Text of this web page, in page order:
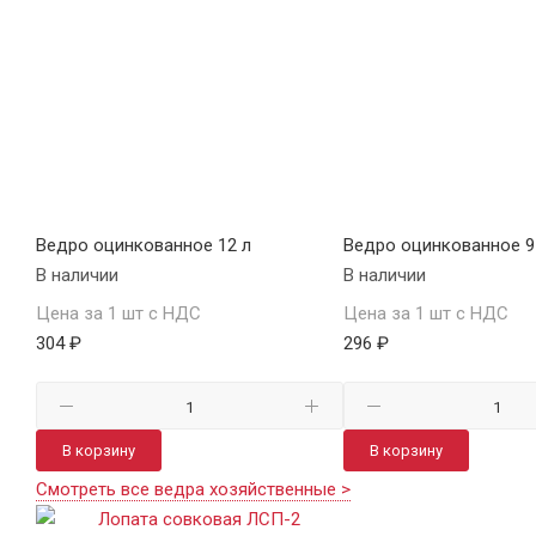
Ведро оцинкованное 12 л
В наличии
Цена за 1 шт с НДС
304 ₽
В корзину
Ведро оцинкованное
В наличии
Цена за 1 шт с НДС
296 ₽
В корзину
Смотреть все ведра хозяйственные >